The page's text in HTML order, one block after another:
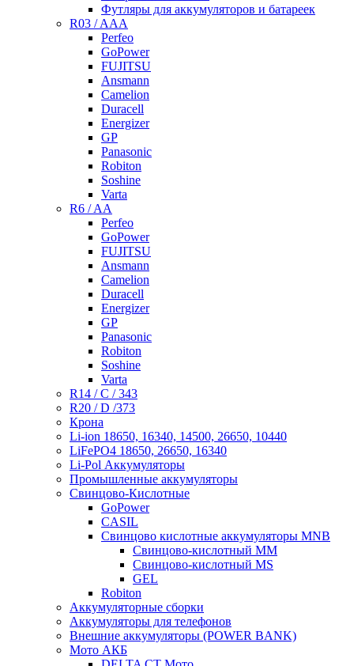
Футляры для аккумуляторов и батареек
R03 / AAA
Perfeo
GoPower
FUJITSU
Ansmann
Camelion
Duracell
Energizer
GP
Panasonic
Robiton
Soshine
Varta
R6 / AA
Perfeo
GoPower
FUJITSU
Ansmann
Camelion
Duracell
Energizer
GP
Panasonic
Robiton
Soshine
Varta
R14 / C / 343
R20 / D /373
Крона
Li-ion 18650, 16340, 14500, 26650, 10440
LiFePO4 18650, 26650, 16340
Li-Pol Аккумуляторы
Промышленные аккумуляторы
Свинцово-Кислотные
GoPower
CASIL
Свинцово кислотные аккумуляторы MNB
Cвинцово-кислотный MM
Cвинцово-кислотный MS
GEL
Robiton
Аккумуляторные сборки
Аккумуляторы для телефонов
Внешние аккумуляторы (POWER BANK)
Мото АКБ